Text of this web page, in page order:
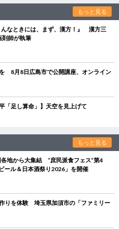
もっと見る
んなときには、まず、漢方！』 漢方三
剤師が執筆
8月8日広島市で公開講座、オンライン
「足し算命」】天空を見上げて
もっと見る
地から大集結 “庶民派食フェス”第4
ール＆日本酒祭り2026」を開催
りを体験 埼玉県加須市の「ファミリー